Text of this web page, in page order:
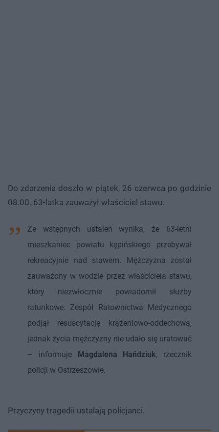
Do zdarzenia doszło w piątek, 26 czerwca po godzinie
08.00. 63-latka zauważył właściciel stawu.
Ze wstępnych ustaleń wynika, że 63-letni
mieszkaniec powiatu kępińskiego przebywał
rekreacyjnie nad stawem. Mężczyzna został
zauważony w wodzie przez właściciela stawu,
który niezwłocznie powiadomił służby
ratunkowe. Zespół Ratownictwa Medycznego
podjął resuscytację krążeniowo-oddechową,
jednak życia mężczyzny nie udało się uratować
– informuje Magdalena Hańdziuk, rzecznik
policji w Ostrzeszowie.
Przyczyny tragedii ustalają policjanci.